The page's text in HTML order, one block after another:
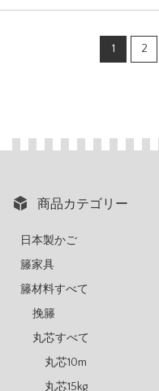
1 2
商品カテゴリー
日本製かご
籐家具
籐材料すべて
挽籐
丸芯すべて
丸芯10m
丸芯15kg